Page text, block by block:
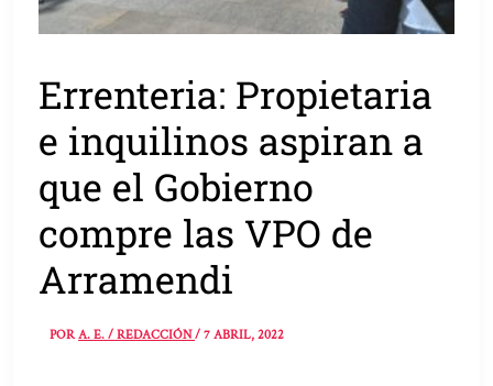
Errenteria: Propietaria
e inquilinos aspiran a
que el Gobierno
compre las VPO de
Arramendi
PORA. E. / REDACCIÓN/7 ABRIL, 2022